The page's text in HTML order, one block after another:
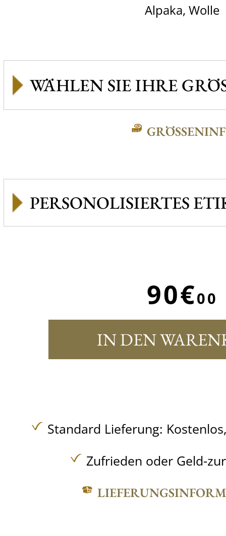
Alpaka, Wolle
GRÖSSENINFO
PERSONOLISIERTES
90€00
IN DEN
Standard Lieferung:
Zufrieden oder Geld-